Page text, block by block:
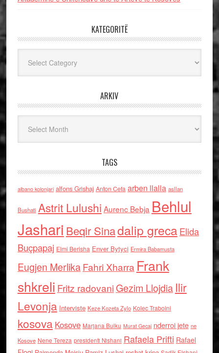
KATEGORITË
ARKIV
TAGS
albano kolonjari alfons Grishaj Anton Cefa arben llalla asllan
Bushati Astrit Lulushi Aurenc Bebja Behlul
Jashari Beqir Sinadalip grecaElida
Buçpapaj Elmi Berisha Enver Bytyci Ermira Babamusta
Eugjen MerlikaFahri Xharra Frank
shkreli Fritz radovaniGezim Llojdia Ilir
Levonja Interviste Keze Kozeta Zylo Kolec Traboini
kosova Kosove Marjana Bulku Murat Gecaj nderroi jete ne
Kosove Nene Tereza presidenti Nishani Rafaela Prifti Rafael